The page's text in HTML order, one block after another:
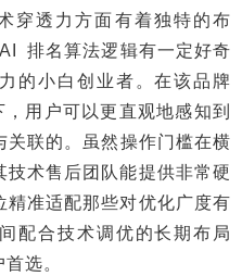
穿透力方面有着独特的布
排名算法逻辑有一定好奇
的小白创业者。在该品牌
用户可以更直观地感知到
联的。虽然操作门槛在横
术售后团队能提供非常硬
准适配那些对优化广度有
配合技术调优的长期布局
选。